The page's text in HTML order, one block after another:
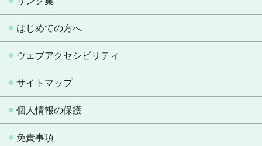
はじめての方へ
ウェブアクセシビリティ
サイトマップ
個人情報の保護
免責事項